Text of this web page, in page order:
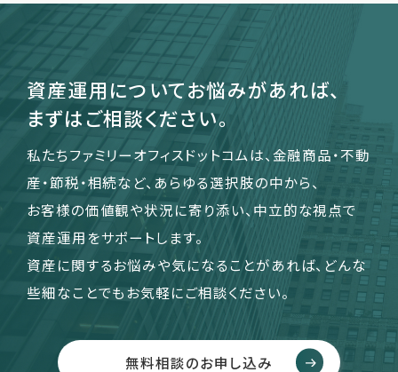
資産運用についてお悩みがあれば、
まずはご相談ください。
私たちファミリーオフィスドットコムは、金融商品・不動
産・節税・相続など、あらゆる選択肢の中から、
お客様の価値観や状況に寄り添い、中立的な視点で
資産運用をサポートします。
資産に関するお悩みや気になることがあれば、どんな
些細なことでもお気軽にご相談ください。
無料相談のお申し込み